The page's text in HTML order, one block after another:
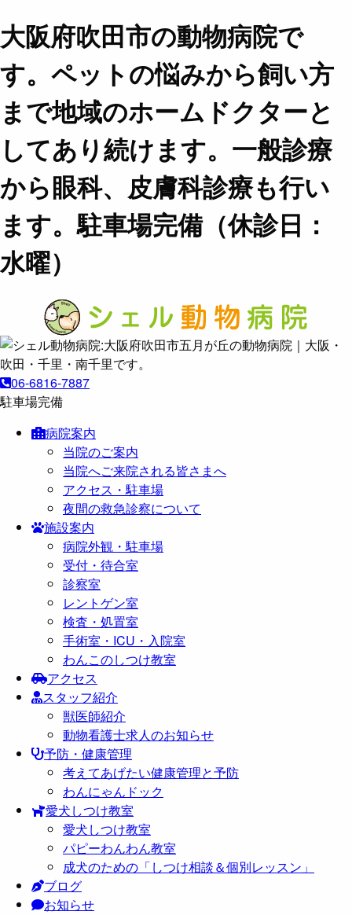
大阪府吹田市の動物病院で
す。ペットの悩みから飼い方
まで地域のホームドクターと
してあり続けます。一般診療
から眼科、皮膚科診療も行い
ます。駐車場完備（休診日：
水曜）
06-6816-7887
駐車場完備
病院案内
当院のご案内
当院へご来院される皆さまへ
アクセス・駐車場
夜間の救急診察について
施設案内
病院外観・駐車場
受付・待合室
診察室
レントゲン室
検査・処置室
手術室・ICU・入院室
わんこのしつけ教室
アクセス
スタッフ紹介
獣医師紹介
動物看護士求人のお知らせ
予防・健康管理
考えてあげたい健康管理と予防
わんにゃんドック
愛犬しつけ教室
愛犬しつけ教室
パピーわんわん教室
成犬のための「しつけ相談＆個別レッスン」
ブログ
お知らせ